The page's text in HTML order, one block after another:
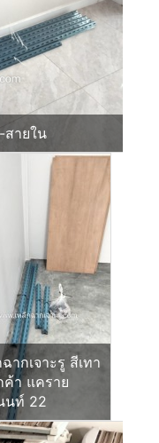
สายใน
ากเจาะรู สีเทา
ค้า แคราย
นท์ 22